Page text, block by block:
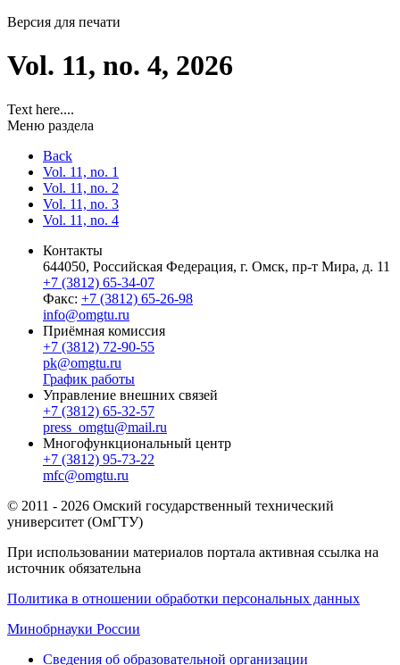
Версия для печати
Vol. 11, no. 4, 2026
Text here....
Меню раздела
Back
Vol. 11, no. 1
Vol. 11, no. 2
Vol. 11, no. 3
Vol. 11, no. 4
Контакты
644050, Российская Федерация, г. Омск, пр-т Мира, д. 11
+7 (3812) 65-34-07
Факс: +7 (3812) 65-26-98
info@omgtu.ru
Приёмная комиссия
+7 (3812) 72-90-55
pk@omgtu.ru
График работы
Управление внешних связей
+7 (3812) 65-32-57
press_omgtu@mail.ru
Многофункциональный центр
+7 (3812) 95-73-22
mfc@omgtu.ru
© 2011 - 2026 Омский государственный технический
университет (ОмГТУ)
При использовании материалов портала активная ссылка на
источник обязательна
Политика в отношении обработки персональных данных
Минобрнауки России
Сведения об образовательной организации